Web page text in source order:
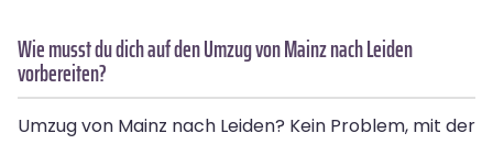
Wie musst du dich auf den Umzug von Mainz nach Leiden
vorbereiten?
Umzug von Mainz nach Leiden? Kein Problem, mit der